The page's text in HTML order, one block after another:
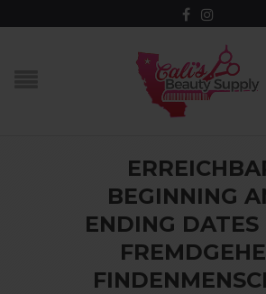
BEGINNING
ENDING DATES